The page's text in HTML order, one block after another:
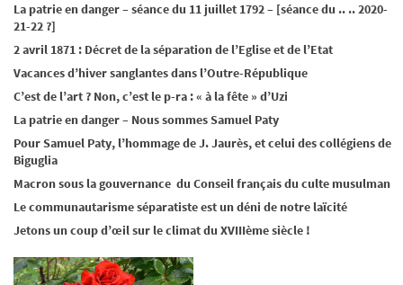
La patrie en danger – séance du 11 juillet 1792 – [séance du .. .. 2020-
21-22 ?]
2 avril 1871 : Décret de la séparation de l’Eglise et de l’Etat
Vacances d’hiver sanglantes dans l’Outre-République
C’est de l’art ? Non, c’est le p-ra : « à la fête » d’Uzi
La patrie en danger – Nous sommes Samuel Paty
Pour Samuel Paty, l’hommage de J. Jaurès, et celui des collégiens de
Biguglia
Macron sous la gouvernance du Conseil français du culte musulman
Le communautarisme séparatiste est un déni de notre laïcité
Jetons un coup d’œil sur le climat du XVIIIème siècle !